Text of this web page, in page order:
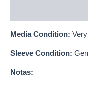
Media Condition:
Sleeve Condition:
Notas: